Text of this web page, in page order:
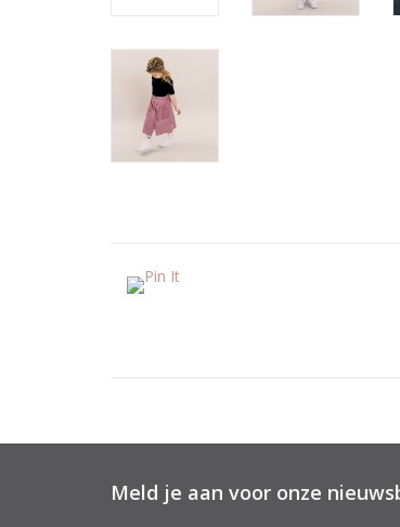
Meld je aan voor onze